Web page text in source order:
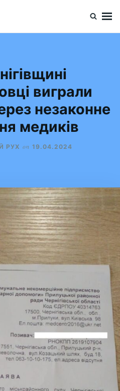
виграли
незаконне
медиків
РУХ on 19.04.2024